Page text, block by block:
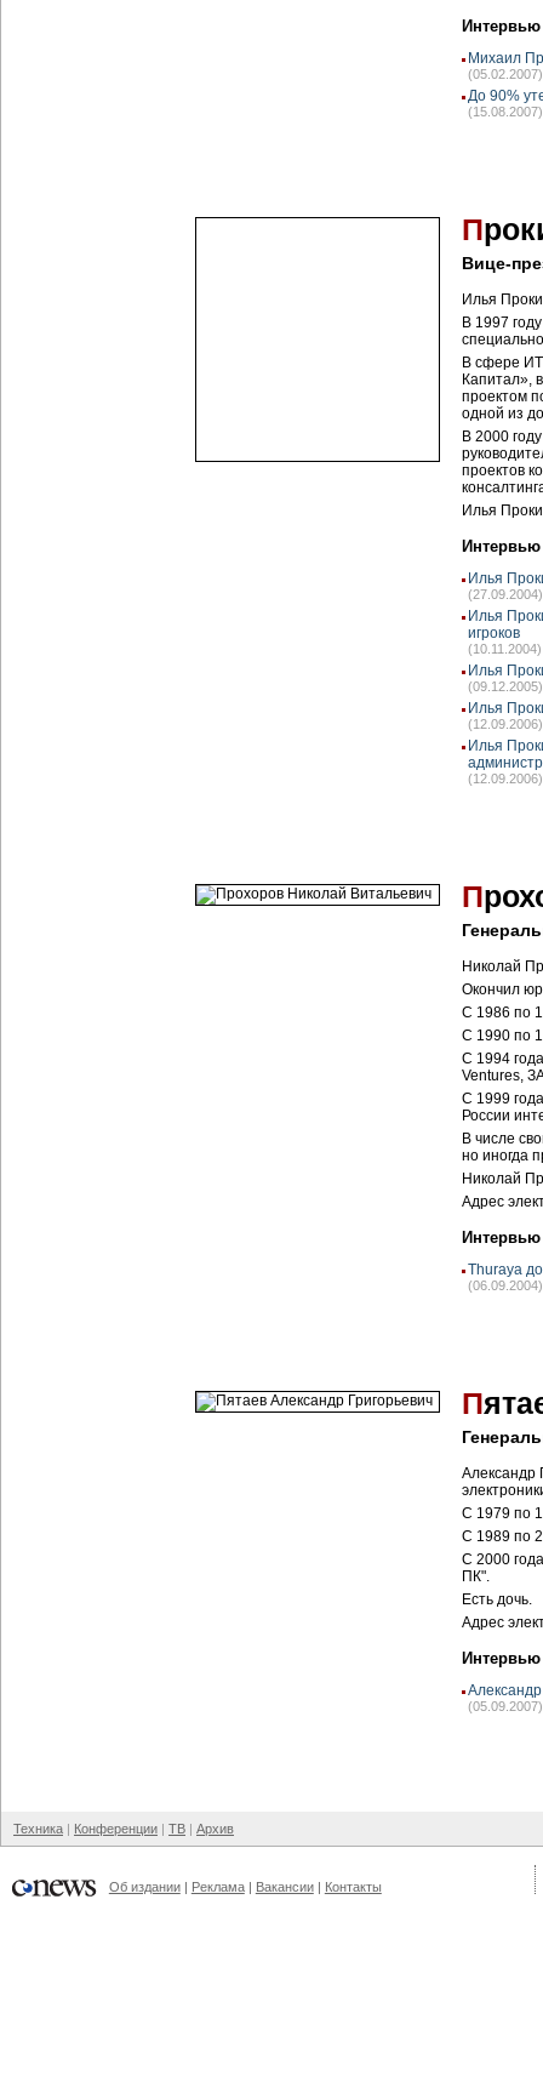
Интервью
Михаил
(05.02.2007)
До 90%
(15.08.2007)
П
Вице-
Илья
В 1997
В сфере ИТ
Капитал»,
проектом
одной из
В 2000
проектов
Илья
Интервью
Илья
(27.09.2004)
Илья
игроков
(10.11.2004)
Илья
(09.12.2005)
Илья
(12.09.2006)
Илья
(12.09.2006)
П
Николай
Окончил
С 1986 по
С 1990 по
С 1994
Ventures,
С 1999
России
В числе
но иногда
Николай
Адрес
Интервью
Thuraya
(06.09.2004)
П
Александр
С 1979 по
С 1989 по
С 2000
ПК".
Есть дочь.
Адрес
Интервью
(05.09.2007)
Техника Конференции ТВ Архив
Об издании Реклама Вакансии Контакты